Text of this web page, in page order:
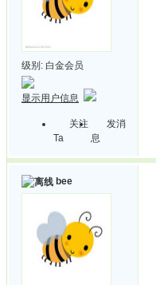
级别: 白金会员
显示用户信息
关注
Ta
发消
息
bee